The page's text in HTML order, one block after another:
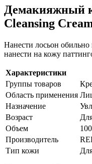
Демакияжный
Cleansing
Нанести лосьон
нанести на кожу
Характеристики
Группы товаров
Область применения
Назначение
Возраст
Объем
Производитель
Тип кожи